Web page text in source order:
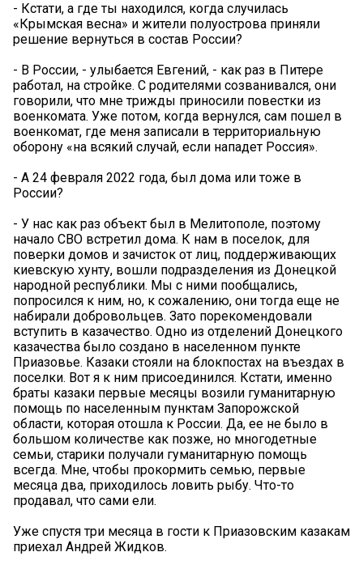
- Кстати, а где ты находился, когда случилась
«Крымская весна» и жители полуострова приняли
решение вернуться в состав России?
- В России, - улыбается Евгений, - как раз в Питере
работал, на стройке. С родителями созванивался, они
говорили, что мне трижды приносили повестки из
военкомата. Уже потом, когда вернулся, сам пошел в
военкомат, где меня записали в территориальную
оборону «на всякий случай, если нападет Россия».
- А 24 февраля 2022 года, был дома или тоже в
России?
- У нас как раз объект был в Мелитополе, поэтому
начало СВО встретил дома. К нам в поселок, для
поверки домов и зачисток от лиц, поддерживающих
киевскую хунту, вошли подразделения из Донецкой
народной республики. Мы с ними пообщались,
попросился к ним, но, к сожалению, они тогда еще не
набирали добровольцев. Зато порекомендовали
вступить в казачество. Одно из отделений Донецкого
казачества было создано в населенном пункте
Приазовье. Казаки стояли на блокпостах на въездах в
поселки. Вот я к ним присоединился. Кстати, именно
браты казаки первые месяцы возили гуманитарную
помощь по населенным пунктам Запорожской
области, которая отошла к России. Да, ее не было в
большом количестве как позже, но многодетные
семьи, старики получали гуманитарную помощь
всегда. Мне, чтобы прокормить семью, первые
месяца два, приходилось ловить рыбу. Что-то
продавал, что сами ели.
Уже спустя три месяца в гости к Приазовским казакам
приехал Андрей Жидков.